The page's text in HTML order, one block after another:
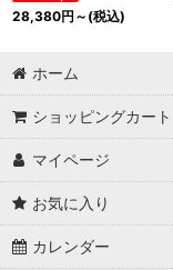
28,380円 ～ (税込)
ホーム
ショッピングカート
マイページ
お気に入り
カレンダー